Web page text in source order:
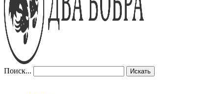
Поиск... Искать